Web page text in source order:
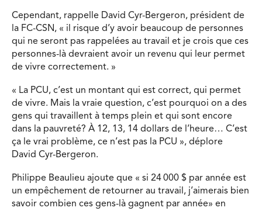
Cependant, rappelle David Cyr-Bergeron, président de
la FC-CSN, « il risque d’y avoir beaucoup de personnes
qui ne seront pas rappelées au travail et je crois que ces
personnes-là devraient avoir un revenu qui leur permet
de vivre correctement. »
« La PCU, c’est un montant qui est correct, qui permet
de vivre. Mais la vraie question, c’est pourquoi on a des
gens qui travaillent à temps plein et qui sont encore
dans la pauvreté? À 12, 13, 14 dollars de l’heure… C’est
ça le vrai problème, ce n’est pas la PCU », déplore
David Cyr-Bergeron.
Philippe Beaulieu ajoute que « si 24 000 $ par année est
un empêchement de retourner au travail, j’aimerais bien
savoir combien ces gens-là gagnent par année» en